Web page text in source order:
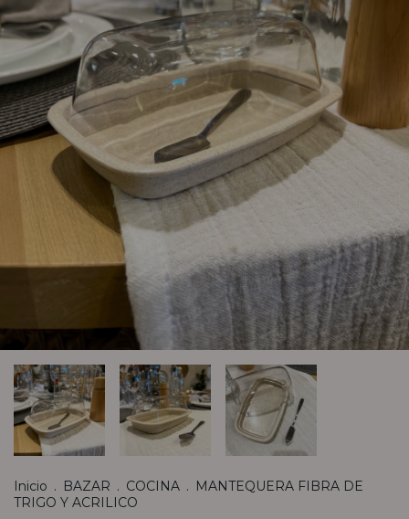
Inicio . BAZAR . COCINA . MANTEQUERA FIBRA DE
TRIGO Y ACRILICO